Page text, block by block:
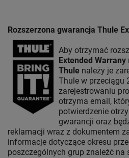
Rozszerzona gwarancja Thule
Aby otrzymać
Extended Warrany
Thule należy je
Thule w przeciągu
zarejestrowaniu
otrzyma email,
potwierdzenie
gwarancji oraz
reklamacji wraz z dokumentem
informacje dotyczące okresu
poszczególnych grup znaleźć na